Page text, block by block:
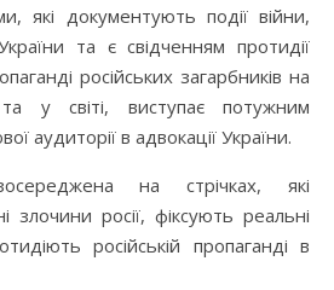
які документують події війни,
та є свідченням протидії
російських загарбників на
та у світі, виступає потужним
аудиторії в адвокації України.
на стрічках, які
злочини росії, фіксують реальні
російській пропаганді в